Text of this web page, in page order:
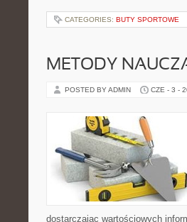
CATEGORIES: BUTY SPORTOWE
METODY
POSTED BY ADMIN CZE - 3 -
dostarczając wartościowych